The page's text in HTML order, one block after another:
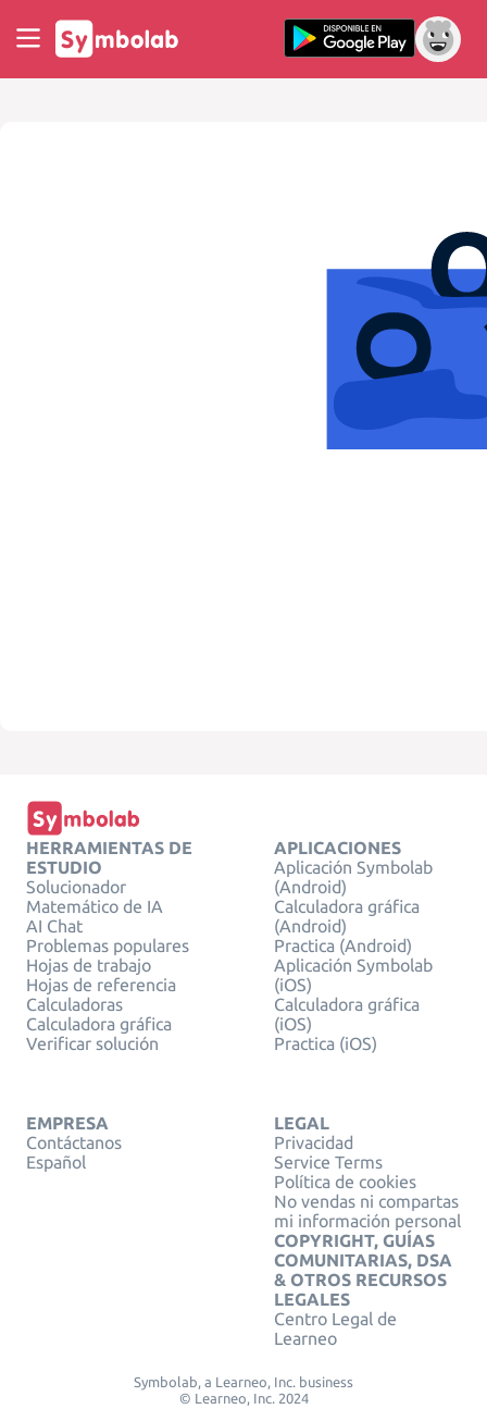
HERRAMIENTAS DE
ESTUDIO
Solucionador
Matemático de IA
AI Chat
Problemas populares
Hojas de trabajo
Hojas de referencia
Calculadoras
Calculadora gráfica
Verificar solución
APLICACIONES
Aplicación Symbolab
(Android)
Calculadora gráfica
(Android)
Practica (Android)
Aplicación Symbolab
(iOS)
Calculadora gráfica
(iOS)
Practica (iOS)
EMPRESA
Contáctanos
Español
LEGAL
Privacidad
Service Terms
Política de cookies
No vendas ni compartas
mi información personal
COPYRIGHT, GUÍAS
COMUNITARIAS, DSA
& OTROS RECURSOS
LEGALES
Centro Legal de
Learneo
Symbolab, a Learneo, Inc. business
© Learneo, Inc. 2024